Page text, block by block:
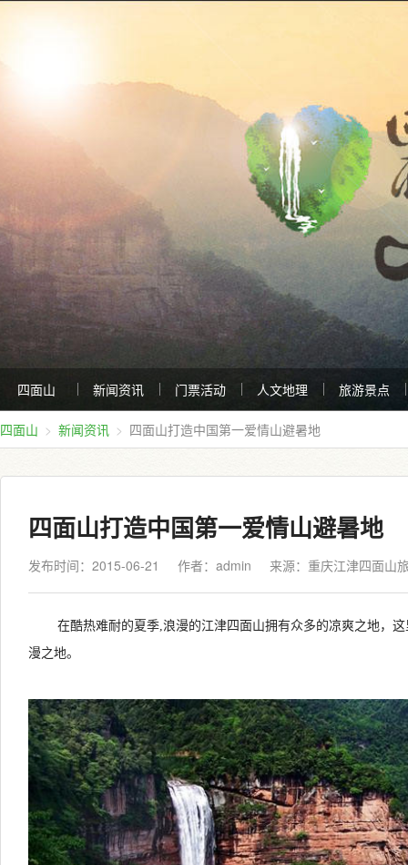
四面山 新闻资讯 门票活动 人文地理 旅游景点
四面山 新闻资讯 四面山打造中国第一爱情山避暑地
四面山打造中国第一爱情山避暑地
发布时间：2015-06-21 作者：admin 来源： 重庆江津四面山
在酷热难耐的夏季,浪漫的江津四面山拥有众多的凉爽之地，
漫之地。